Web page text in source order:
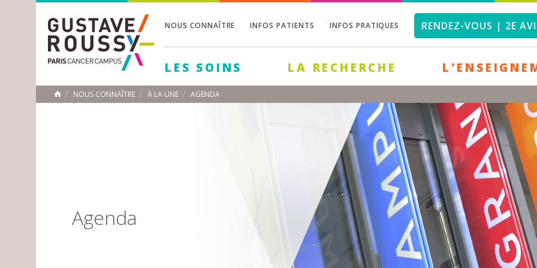
NOUS CONNAÎTRE INFOS PATIENTS INFOS PRATIQUES RENDEZ-VOUS | 2E
LES SOINS LA RECHERCHE
ACCUEIL
NOUS CONNAÎTRE À LA UNE AGENDA
Agenda